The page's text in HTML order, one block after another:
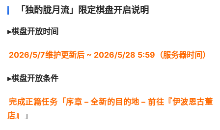
「独酌胧月流」限定棋盘开启说明
▸棋盘开放时间
2026/5/7维护更新后 ~ 2026/5/28 5:59（服务器时间）
▸棋盘开放条件
完成正篇任务「序章 – 全新的目的地 – 前往『伊波恩古董
店』
」